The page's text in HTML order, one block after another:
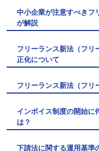
中小企業が注意すべきフ
が解説
フリーランス新法（フ
正化について
フリーランス新法（フリ
インボイス制度の開始に
は？
下請法に関する運用基準